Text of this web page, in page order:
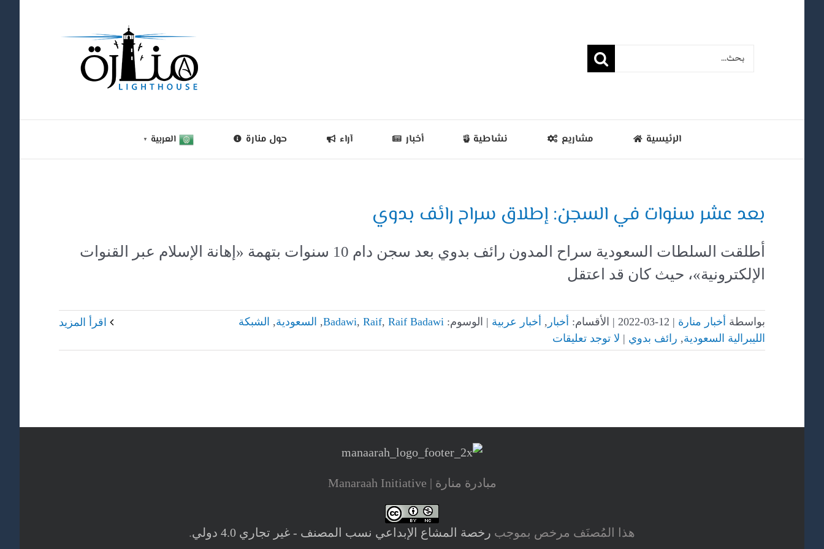
البحث
الرئيسية مشاريع نشاطية أخبار آراء حول منارة العربية ▼
بعد عشر سنوات في السجن: إطلاق سراح رائف بدوي
أطلقت السلطات السعودية سراح المدون رائف بدوي بعد سجن دام 10 سنوات بتهمة «إهانة الإسلام عبر القنوات
الإلكترونية»، حيث كان قد اعتقل
بواسطة أخبار منارة |
12-03-2022
| الأقسام: أخبار , أخبار عربية | الوسوم: Badawi, Raif, Raif Badawi
, السعودية, الشبكة
الليبرالية السعودية, رائف بدوي | لا توجد تعليقات
مبادرة منارة | Manaraah Initiative
هذا المُصنَف مرخص بموجب رخصة المشاع الإبداعي نسب المصنف - غير تجاري 4.0 دولي .